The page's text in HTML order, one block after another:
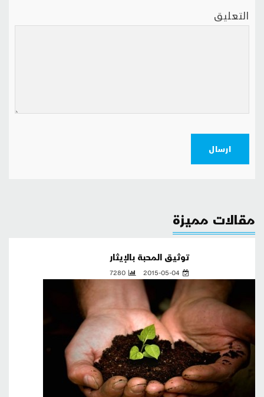
التعليق
ارسال
مقالات مميزة
توثيق المحبة بالإيثار
2015-05-04
7280